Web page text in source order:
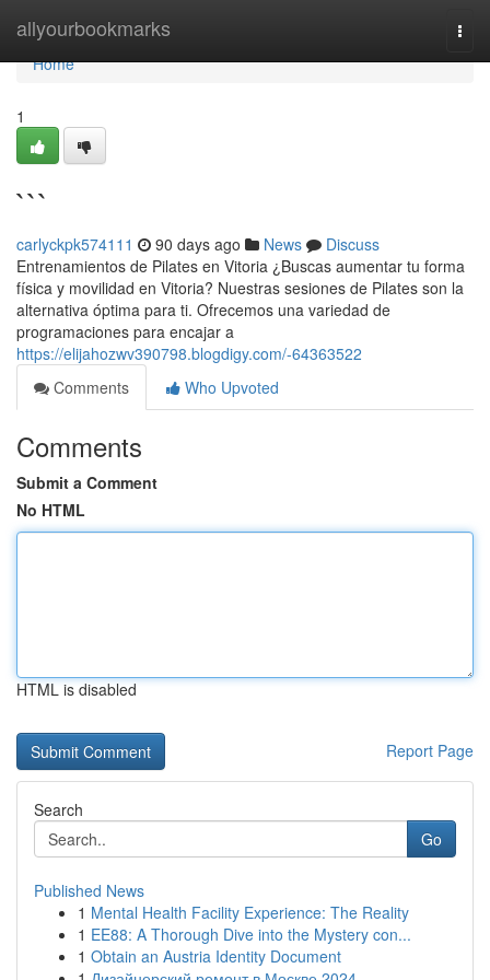
allyourbookmarks
Home
Home
1
```
carlyckpk574111 90 days ago News
Discuss
Entrenamientos de Pilates en Vitoria ¿Buscas aumentar tu forma
física y movilidad en Vitoria? Nuestras sesiones de Pilates son la
alternativa óptima para ti. Ofrecemos una variedad de
programaciones para encajar a
https://elijahozwv390798.blogdigy.com/-64363522
Comments
Who Upvoted
Comments
Submit a Comment
No HTML
HTML is disabled
Report Page
Search
Go
Published News
1 Mental Health Facility Experience: The Reality
1 EE88: A Thorough Dive into the Mystery con...
1 Obtain an Austria Identity Document